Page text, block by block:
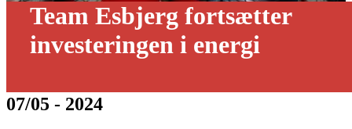
Team Esbjerg fortsætter
investeringen i energi
07/05 - 2024